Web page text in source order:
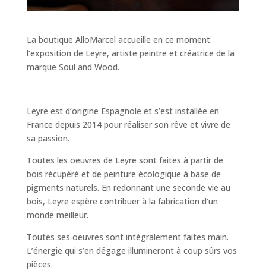
La boutique AlloMarcel accueille en ce moment
l’exposition de Leyre, artiste peintre et créatrice de la
marque Soul and Wood.
Leyre est d’origine Espagnole et s’est installée en
France depuis 2014 pour réaliser son rêve et vivre de
sa passion.
Toutes les oeuvres de Leyre sont faites à partir de
bois récupéré et de peinture écologique à base de
pigments naturels. En redonnant une seconde vie au
bois, Leyre espère contribuer à la fabrication d’un
monde meilleur.
Toutes ses oeuvres sont intégralement faites main.
L’énergie qui s’en dégage illumineront à coup sûrs vos
pièces.